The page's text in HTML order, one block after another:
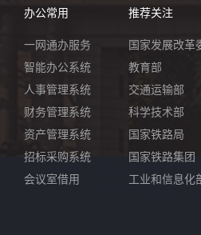
办公常用
一网通办服务
智能办公系统
人事管理系统
财务管理系统
资产管理系统
招标采购系统
会议室借用
推荐关注
国家发展改革
教育部
交通运输部
科学技术部
国家铁路局
国家铁路集团
工业和信息化